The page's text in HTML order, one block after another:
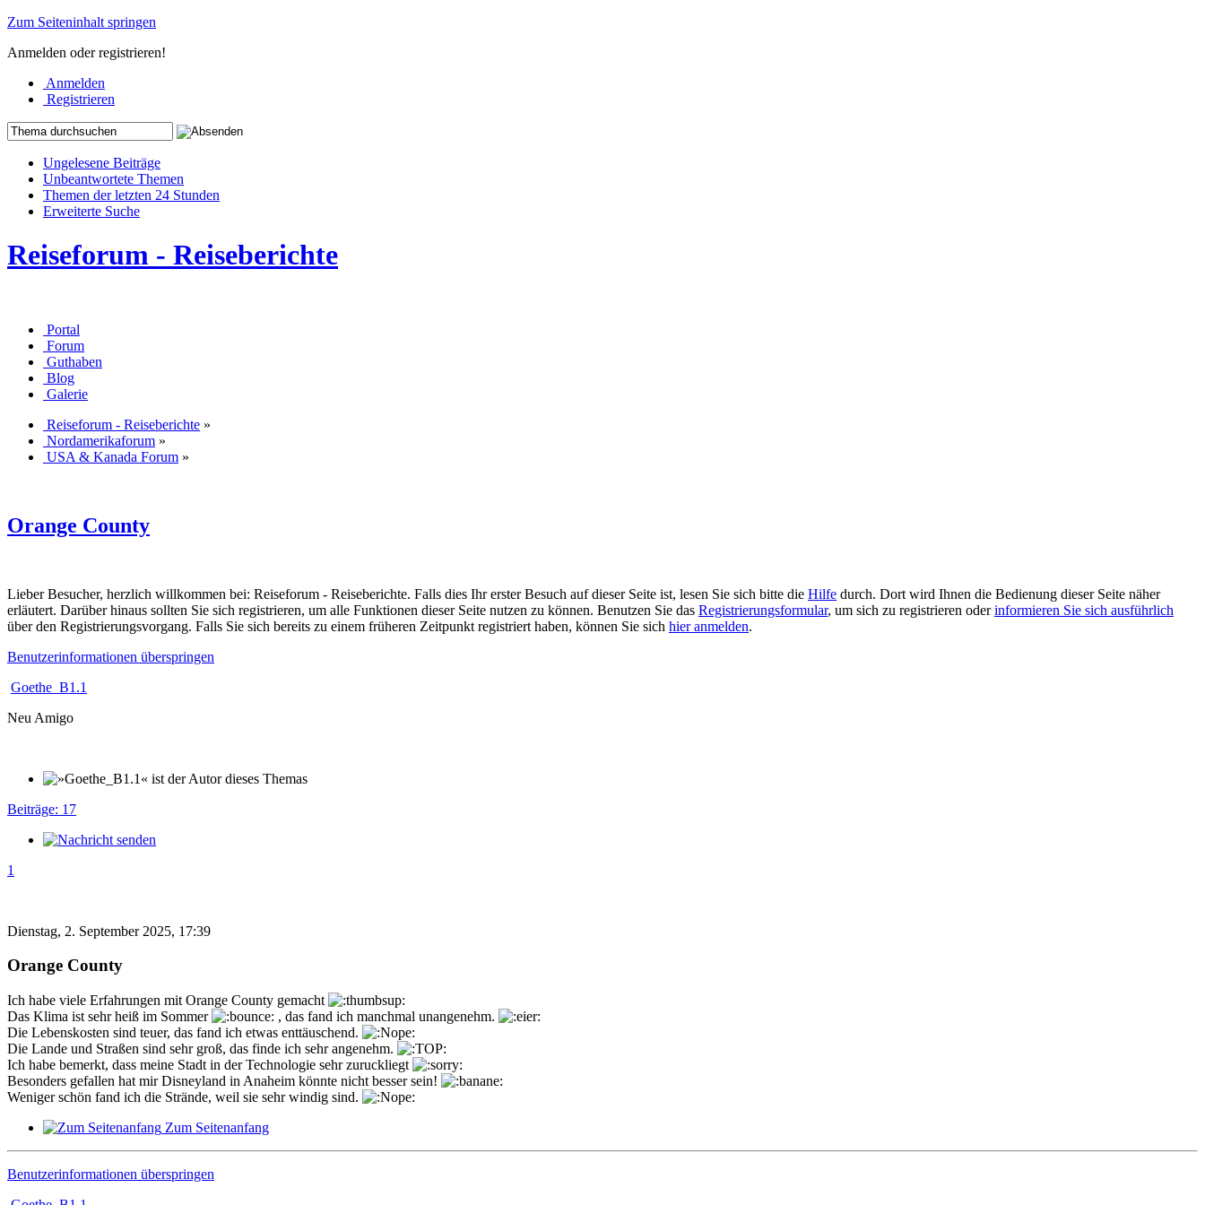
Zum Seiteninhalt springen
Anmelden oder registrieren!
Anmelden
Registrieren
Ungelesene Beiträge
Unbeantwortete Themen
Themen der letzten 24 Stunden
Erweiterte Suche
Reiseforum - Reiseberichte
Portal
Forum
Guthaben
Blog
Galerie
Reiseforum - Reiseberichte »
Nordamerikaforum »
USA & Kanada Forum »
Orange County
Lieber Besucher, herzlich willkommen bei: Reiseforum - Reiseberichte. Falls dies Ihr erster Besuch auf dieser Seite ist, lesen Sie sich bitte die Hilfe durch. Dort wird Ihnen die Bedienung dieser Seite näher
erläutert. Darüber hinaus sollten Sie sich registrieren, um alle Funktionen dieser Seite nutzen zu können. Benutzen Sie das Registrierungsformular, um sich zu registrieren oderinformieren Sie sich ausführlich
über den Registrierungsvorgang. Falls Sie sich bereits zu einem früheren Zeitpunkt registriert haben, können Sie sich hier anmelden.
Benutzerinformationen überspringen
Goethe_B1.1
Neu Amigo
Beiträge: 17
1
Dienstag, 2. September 2025, 17:39
Orange County
Ich habe viele Erfahrungen mit Orange County gemacht
Das Klima ist sehr heiß im Sommer
, das fand ich manchmal unangenehm.
Die Lebenskosten sind teuer, das fand ich etwas enttäuschend.
Die Lande und Straßen sind sehr groß, das finde ich sehr angenehm.
Ich habe bemerkt, dass meine Stadt in der Technologie sehr zuruckliegt
Besonders gefallen hat mir Disneyland in Anaheim könnte nicht besser sein!
Weniger schön fand ich die Strände, weil sie sehr windig sind.
Zum Seitenanfang
Benutzerinformationen überspringen